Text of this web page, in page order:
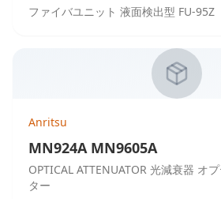
ファイバユニット 液面検出型 FU-95Z
Anritsu
MN924A MN9605A
OPTICAL ATTENUATOR 光減衰器 オ
ター